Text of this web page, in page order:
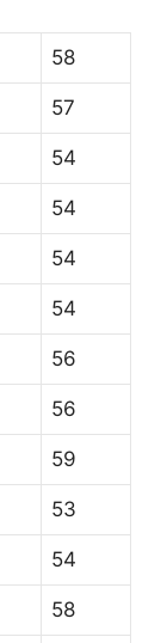
58
57
54
54
54
54
56
56
59
53
54
58